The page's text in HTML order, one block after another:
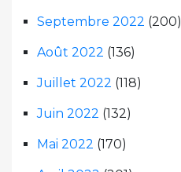
Septembre 2022 (200)
Août 2022 (136)
Juillet 2022 (118)
Juin 2022 (132)
Mai 2022 (170)